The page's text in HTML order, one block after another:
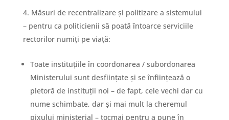
Măsuri de recentralizare și politizare a sistemului
– pentru ca politicienii să poată întoarce serviciile
rectorilor numiți pe viață:
Toate instituțiile în coordonarea / subordonarea
Ministerului sunt desființate și se înființează o
pletoră de instituții noi – de fapt, cele vechi dar cu
nume schimbate, dar și mai mult la cheremul
pixului ministerial – tocmai pentru a pune în